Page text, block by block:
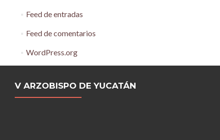
Feed de entradas
Feed de comentarios
WordPress.org
V ARZOBISPO DE YUCATÁN